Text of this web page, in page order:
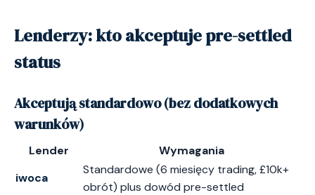
Lenderzy: kto akceptuje pre-settled
status
Akceptują standardowo (bez dodatkowych
warunków)
Lender
Wymagania
iwoca
Standardowe (6 miesięcy trading, £10k+
obrót) plus dowód pre-settled